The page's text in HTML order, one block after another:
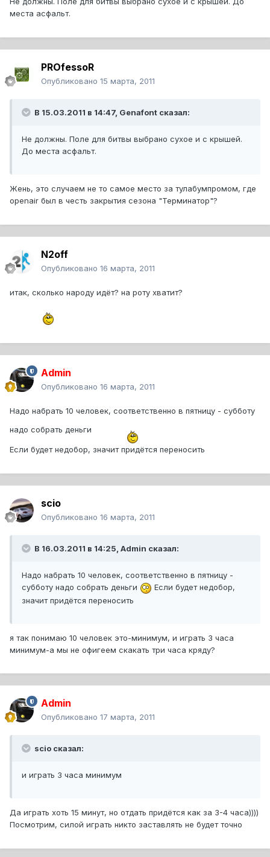
места асфальт.
PROfessoR
Опубликовано 15 марта, 2011
В 15.03.2011 в 14:47, Genafont сказал:
Не должны. Поле для битвы выбрано сухое и с крышей.
До места асфальт.
Жень, это случаем не то самое место за тулабумпромом, где
openair был в честь закрытия сезона "Терминатор"?
N2off
Опубликовано 16 марта, 2011
итак, сколько народу идёт? на роту хватит?
Admin
Опубликовано 16 марта, 2011
Надо набрать 10 человек, соответственно в пятницу - субботу
надо собрать деньги
Если будет недобор, значит придётся переносить
scio
Опубликовано 16 марта, 2011
В 16.03.2011 в 14:25, Admin сказал:
Надо набрать 10 человек, соответственно в пятницу -
субботу надо собрать деньги
Если будет недобор,
значит придётся переносить
я так понимаю 10 человек это-минимум, и играть 3 часа
минимум-а мы не офигеем скакать три часа кряду?
Admin
Опубликовано 17 марта, 2011
scio сказал:
и играть 3 часа минимум
Да играть хоть 15 минут, но отдать придётся как за 3-4 часа))))
Посмотрим, силой играть никто заставлять не будет точно